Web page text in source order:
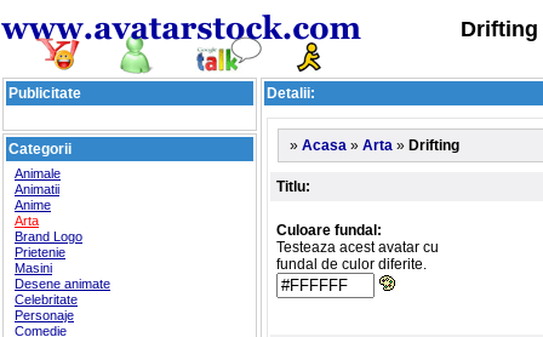
Drifting
Publicitate
Categorii
Animale
Animatii
Anime
Arta
Brand Logo
Prietenie
Masini
Desene animate
Celebritate
Personaje
Comedie
Detalii:
» Acasa » Arta » Drifting
Titlu:
Culoare fundal:
Testeaza acest avatar cu
fundal de culor diferite.